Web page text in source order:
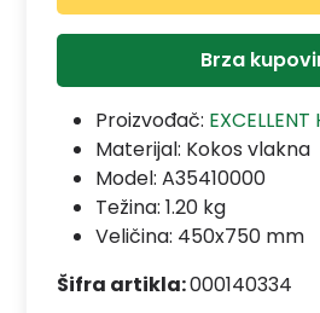
Brza
Proizvođač: EXCELLENT
Materijal: Kokos vlakna
Model: A35410000
Težina: 1.20 kg
Veličina: 450x750 mm
Šifra artikla:000140334